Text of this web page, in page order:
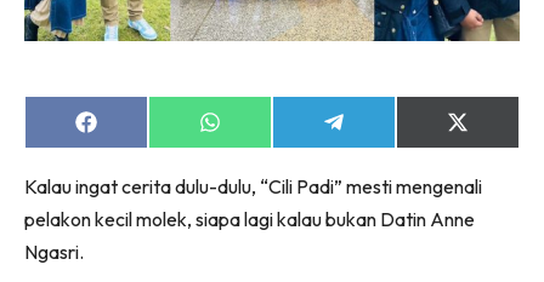
Share
on
Share
on
Share
on
Share
on
(Twitter)
Kalau ingat cerita dulu-dulu, “Cili Padi” mesti mengenali
pelakon kecil molek, siapa lagi kalau bukan Datin Anne
Ngasri.